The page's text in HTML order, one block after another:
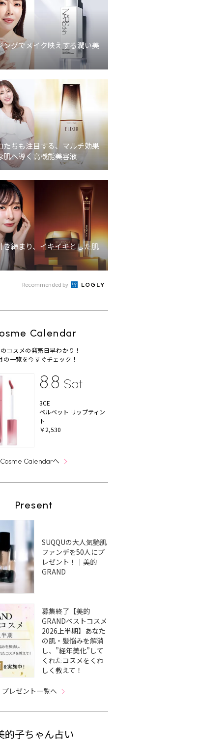
ングでメイク映えする潤い美
たちも注目する、マルチ効果
肌へ導く高機能美容液
き締まり、イキイキとした肌
Recommended by
Calendar
コスメの発売日早わかり！
の一覧を今すぐチェック！
8.8 Sat
3CE
ベルベット リップティン
ト
￥2,530
Cosme Calendarへ
Present
SUQQUの大人気艶肌
ファンデを50人にプ
レゼント！｜美的
GRAND
募集終了【美的
GRANDベストコスメ
2026上半期】あなた
の肌・髪悩みを解消
し、”経年美化”して
くれたコスメをくわ
しく教えて！
プレゼント一覧へ
的子ちゃん占い